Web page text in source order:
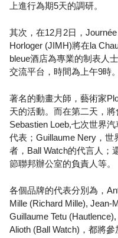
上進行為期5天的調研。
其次，在12月2日，
Horloger (JIMH)將在la
bleue酒店為專業的制表人
交流平台，時間為上午9時。
著名的動畫大師，藝術家
天的活動。而在第二天，
Sebastien Loeb,七次世界
代表；Guillaume Nery，
者，Ball Watch的代言人；
節聯邦辦公室的負責人等。
各個品牌的代表分別為，
Mille (Richard Mille), Jean-
Guillaume Tetu
Alioth (Ball Watch)，都將參